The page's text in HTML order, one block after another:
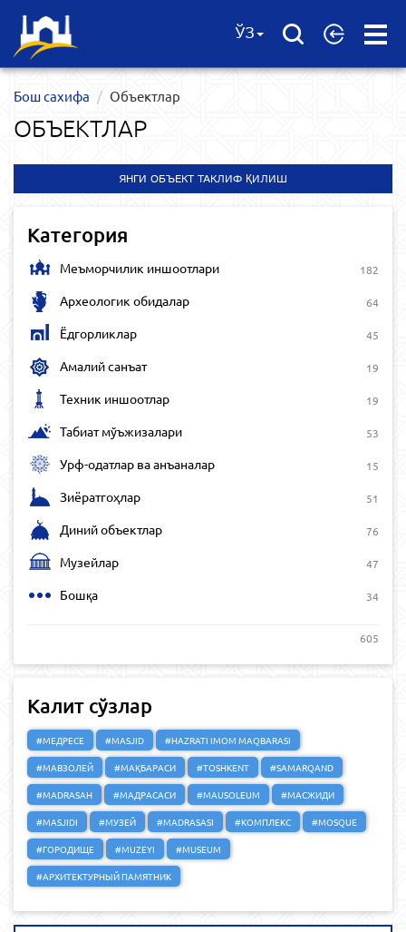
Open
ЎЗ
Бош сахифа Объектлар
ОБЪЕКТЛАР
ЯНГИ ОБЪЕКТ ТАКЛИФ ҚИЛИШ
Категория
Меъморчилик иншоотлари 182
Археологик обидалар 64
Ёдгорликлар 45
Амалий санъат 19
Техник иншоотлар 19
Табиат мўъжизалари 53
Урф-одатлар ва анъаналар 15
Зиёратгоҳлар 51
Диний объектлар 76
Музейлар 47
Бошқа 34
605
Калит сўзлар
#МЕДРЕСЕ #MASJID
#HAZRATI IMOM MAQBARASI
#МАВЗОЛЕЙ
#МАҚБАРАСИ #TOSHKENT
#SAMARQAND
#MADRASAH
#МАДРАСАСИ #MAUSOLEUM
#МАСЖИДИ
#MASJIDI
#МУЗЕЙ #MADRASASI #КОМПЛЕКС
#MOSQUE
#ГОРОДИЩЕ
#MUZEYI
#MUSEUM
#АРХИТЕКТУРНЫЙ ПАМЯТНИК